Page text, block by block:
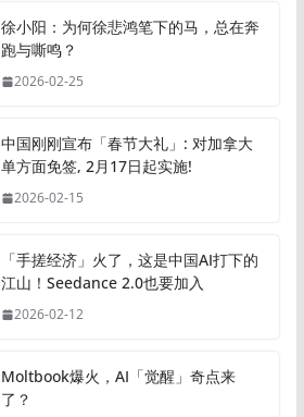
徐小阳：为何徐悲鸿笔下的马，总在奔
跑与嘶鸣？
2026-02-25
中国刚刚宣布「春节大礼」: 对加拿大
单方面免签, 2月17日起实施!
2026-02-15
「手搓经济」火了，这是中国AI打下的
江山！Seedance 2.0也要加入
2026-02-12
Moltbook爆火，AI「觉醒」奇点来
了？